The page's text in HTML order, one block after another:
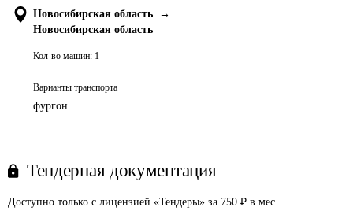
Новосибирская область
→
Новосибирская область
Кол-во машин: 1
Варианты транспорта
фургон
Тендерная документация
Доступно только с лицензией «Тендеры» за 750 ₽ в мес